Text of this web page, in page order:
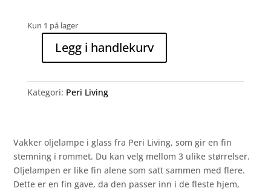
Kun 1 på lager
Round
elegant
–
Large
antall
Legg i handlekurv
Kategori: Peri Living
Vakker oljelampe i glass fra Peri Living, som gir en fin
stemning i rommet. Du kan velg mellom 3 ulike størrelser.
Oljelampen er like fin alene som satt sammen med flere.
Dette er en fin gave, da den passer inn i de fleste hjem,